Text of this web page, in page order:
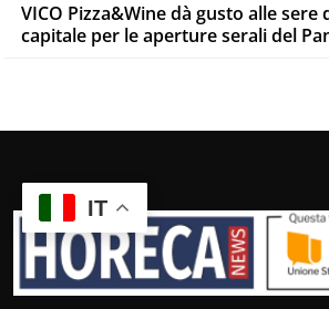
VICO Pizza&Wine dà gusto alle sere
capitale per le aperture serali del
IT